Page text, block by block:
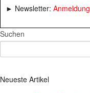
► Newsletter: Anmeldung
Suchen
Neueste Artikel